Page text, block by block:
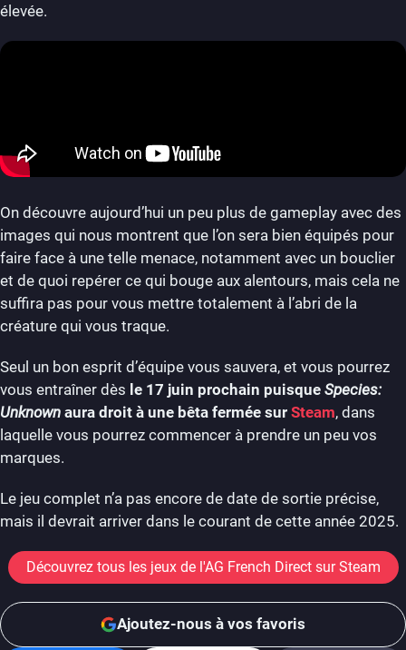
élevée.
On découvre aujourd’hui un peu plus de gameplay avec des
images qui nous montrent que l’on sera bien équipés pour
faire face à une telle menace, notamment avec un bouclier
et de quoi repérer ce qui bouge aux alentours, mais cela ne
suffira pas pour vous mettre totalement à l’abri de la
créature qui vous traque.
Seul un bon esprit d’équipe vous sauvera, et vous pourrez
vous entraîner dès le 17 juin prochain puisque Species:
Unknown aura droit à une bêta fermée sur Steam, dans
laquelle vous pourrez commencer à prendre un peu vos
marques.
Le jeu complet n’a pas encore de date de sortie précise,
mais il devrait arriver dans le courant de cette année 2025.
Découvrez tous les jeux de l'AG French Direct sur Steam
Ajoutez-nous à vos favoris